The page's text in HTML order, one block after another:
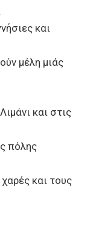
και
μέλη μιάς
και στις
πόλης
και τους